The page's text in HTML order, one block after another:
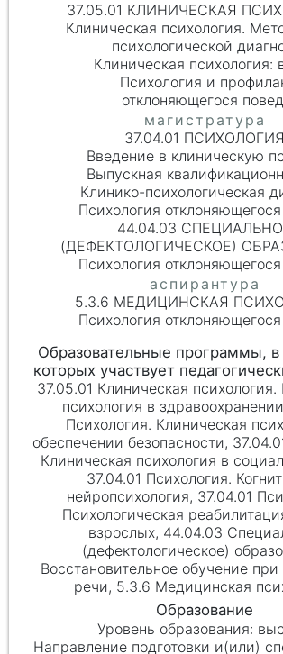
37.05.01 КЛИНИЧЕСКАЯ
Клиническая психология.
психологической
Клиническая психология:
Психология и
отклоняющегося
37.04.01 ПСИХОЛОГИЯ
Введение в клиническую
Выпускная
Клинико-психологическая
Психология
44.04.03
(ДЕФЕКТОЛОГИЧЕСКОЕ)
Психология
5.3.6 МЕДИЦИНСКАЯ
Психология
37.05.01 Клиническая психология.
психология в
Психология. Клиническая
обеспечении безопасности,
Клиническая психология в
37.04.01 Психология.
нейропсихология, 37.04.01
Психологическая
взрослых, 44.04.03
(дефектологическое)
Восстановительное обучение
речи, 5.3.6 Медицинская